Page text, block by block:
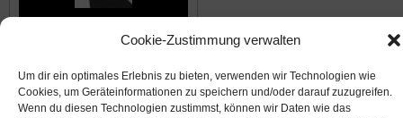
Cookie-Zustimmung verwalten
Um dir ein optimales Erlebnis zu bieten, verwenden wir Technologien wie
Cookies, um Geräteinformationen zu speichern und/oder darauf zuzugreifen.
Wenn du diesen Technologien zustimmst, können wir Daten wie das
© 2008-2026NABU Seeheim|Impressum|Datenschutz|Cookie-Richtlinie|Kontakt